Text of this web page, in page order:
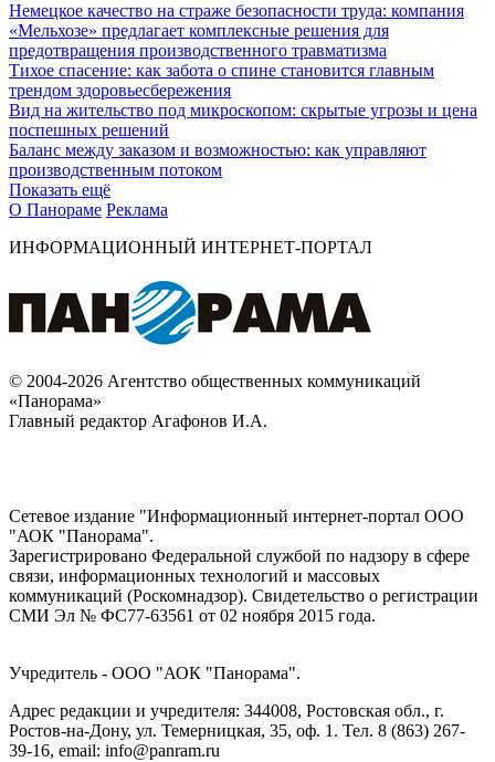
Немецкое качество на страже безопасности труда: компания
«Мельхозе» предлагает комплексные решения для
предотвращения производственного травматизма
Тихое спасение: как забота о спине становится главным
трендом здоровьесбережения
Вид на жительство под микроскопом: скрытые угрозы и цена
поспешных решений
Баланс между заказом и возможностью: как управляют
производственным потоком
Показать ещё
О Панораме Реклама
ИНФОРМАЦИОННЫЙ ИНТЕРНЕТ-ПОРТАЛ
© 2004-2026 Агентство общественных коммуникаций
«Панорама»
Главный редактор Агафонов И.А.
Сетевое издание "Информационный интернет-портал ООО
"АОК "Панорама".
Зарегистрировано Федеральной службой по надзору в сфере
связи, информационных технологий и массовых
коммуникаций (Роскомнадзор). Cвидетельство о регистрации
СМИ Эл № ФС77-63561 от 02 ноября 2015 года.
Учредитель - ООО "АОК "Панорама".
Адрес редакции и учредителя: 344008, Ростовская обл., г.
Ростов-на-Дону, ул. Темерницкая, 35, оф. 1. Тел. 8 (863) 267-
39-16, email: info@panram.ru